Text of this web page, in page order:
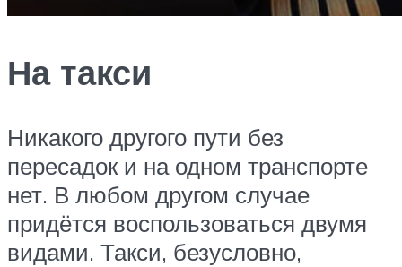
На такси
Никакого другого пути без
пересадок и на одном транспорте
нет. В любом другом случае
придётся воспользоваться двумя
видами. Такси, безусловно,